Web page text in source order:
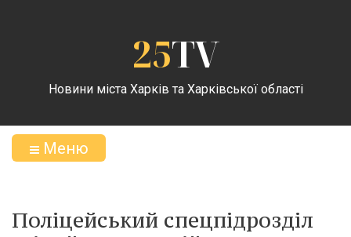
25TV
Новини міста Харків та Харківської області
Меню
Поліцейський спецпідрозділ